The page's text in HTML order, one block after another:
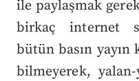
ile paylaşmak
birkaç internet
bütün basın
bilmeyerek,